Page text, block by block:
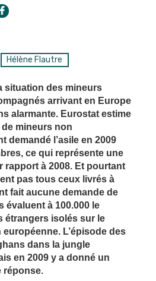
Hélène Flautre
situation des mineurs
arrivant en Europe
alarmante. Eurostat estime
de mineurs non
demandé l’asile en 2009
ce qui représente une
rapport à 2008. Et pourtant
pas tous ceux livrés à
fait aucune demande de
évaluent à 100.000 le
étrangers isolés sur le
européenne. L’épisode des
dans la jungle
en 2009 y a donné un
réponse.